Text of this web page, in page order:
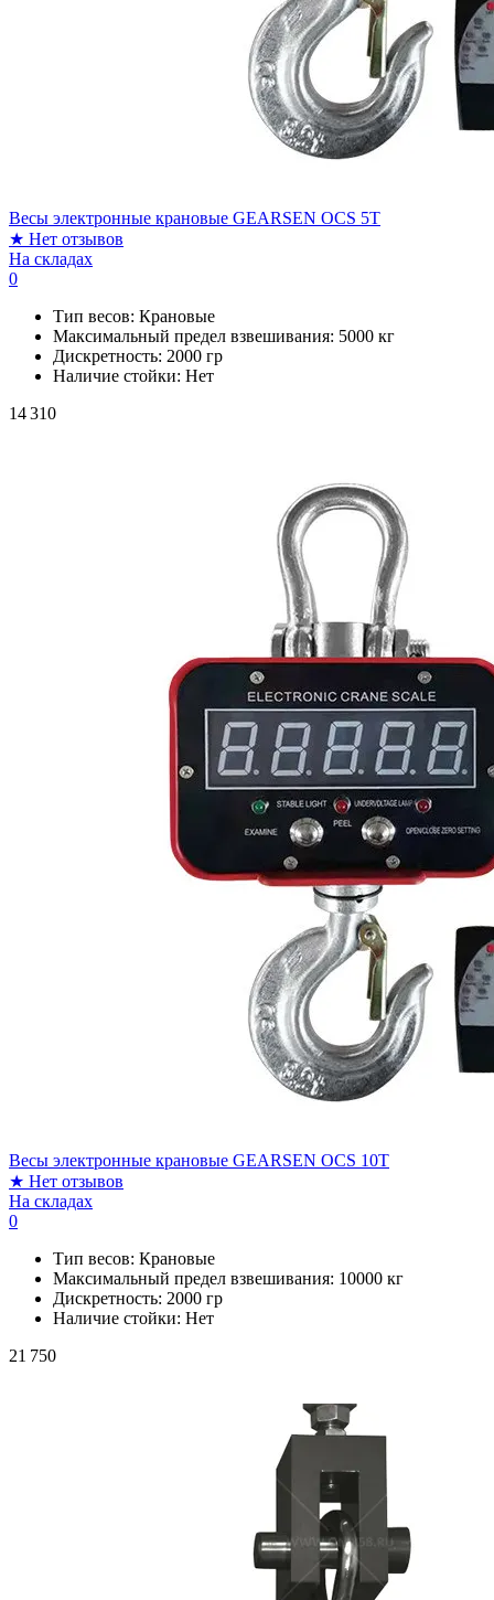
Весы электронные крановые GEARSEN OCS 5T
★ Нет отзывов
На складах
0
Тип весов: Крановые
Максимальный предел взвешивания: 5000 кг
Дискретность: 2000 гр
Наличие стойки: Нет
14 310
Весы электронные крановые GEARSEN OCS 10T
★ Нет отзывов
На складах
0
Тип весов: Крановые
Максимальный предел взвешивания: 10000 кг
Дискретность: 2000 гр
Наличие стойки: Нет
21 750